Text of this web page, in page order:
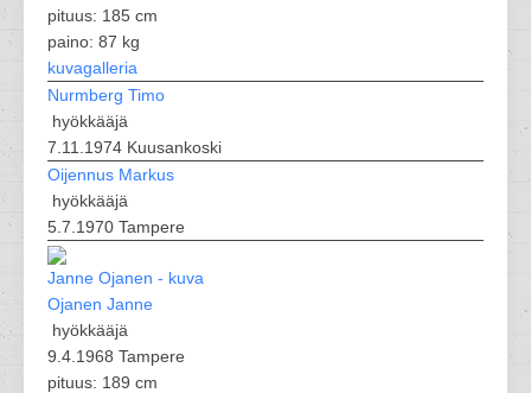
pituus: 185 cm
paino: 87 kg
kuvagalleria
Nurmberg Timo
hyökkääjä
7.11.1974 Kuusankoski
Oijennus Markus
hyökkääjä
5.7.1970 Tampere
Ojanen Janne
hyökkääjä
9.4.1968 Tampere
pituus: 189 cm